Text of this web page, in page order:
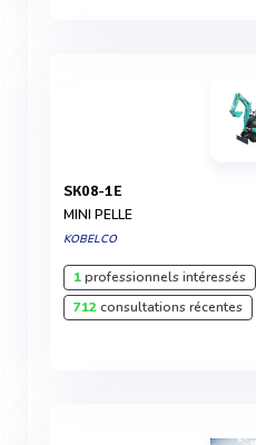
SK08-1E
MINI PELLE
KOBELCO
1professionnels intéressés
712consultations récentes